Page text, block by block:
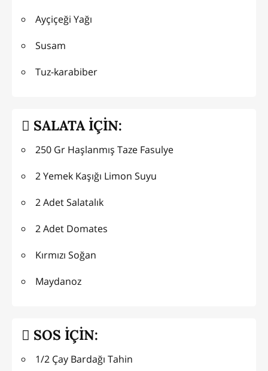
Ayçiçeği Yağı
Susam
Tuz-karabiber
SALATA İÇİN:
250 Gr Haşlanmış Taze Fasulye
2 Yemek Kaşığı Limon Suyu
2 Adet Salatalık
2 Adet Domates
Kırmızı Soğan
Maydanoz
SOS İÇİN:
1/2 Çay Bardağı Tahin